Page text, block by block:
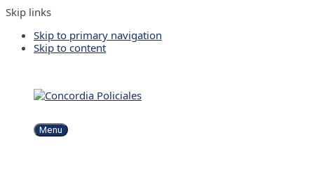
Skip links
Skip to primary navigation
Skip to content
Menu